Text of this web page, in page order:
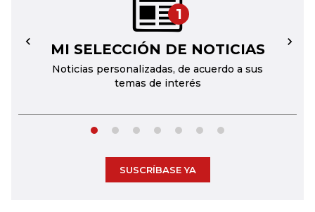
1
MI SELECCIÓN DE NOTICIAS
Noticias personalizadas, de acuerdo a sus
temas de interés
← →
SUSCRÍBASE YA